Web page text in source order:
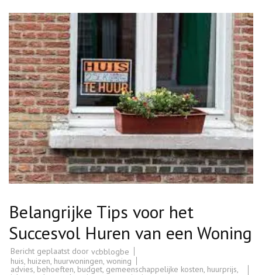
Belangrijke Tips voor het
Succesvol Huren van een Woning
Bericht geplaatst door vcbblogbe
huis, huizen, huurwoningen, woning
advies, behoeften, budget, gemeenschappelijke kosten, huurprijs,